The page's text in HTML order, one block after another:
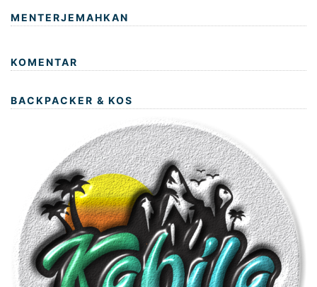
MENTERJEMAHKAN
KOMENTAR
BACKPACKER & KOS